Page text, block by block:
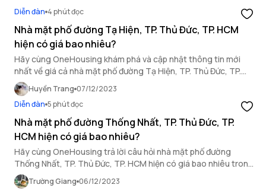
Diễn đàn 4 phút đọc
Nhà mặt phố đường Tạ Hiện, TP. Thủ Đức, TP. HCM
hiện có giá bao nhiêu?
Hãy cùng OneHousing khám phá và cập nhật thông tin mới
nhất về giá cả nhà mặt phố đường Tạ Hiện, TP. Thủ Đức, TP.
HCM qua bài viết dưới đây.
Huyền Trang 07/12/2023
Diễn đàn 5 phút đọc
Nhà mặt phố đường Thống Nhất, TP. Thủ Đức, TP.
HCM hiện có giá bao nhiêu?
Hãy cùng OneHousing trả lời câu hỏi nhà mặt phố đường
Thống Nhất, TP. Thủ Đức, TP. HCM hiện có giá bao nhiêu trong
bài viết dưới đây.
Trường Giang 06/12/2023